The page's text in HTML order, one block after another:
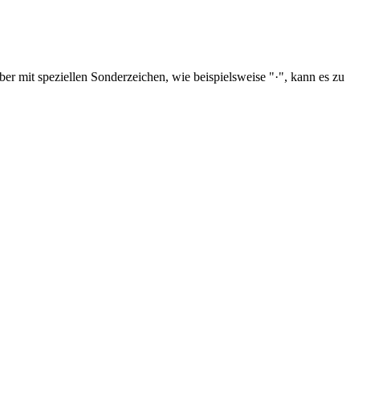
mit speziellen Sonderzeichen, wie beispielsweise "·", kann es zu